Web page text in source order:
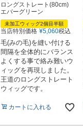
ロングストレート(80cm)
エバーグリーン
未加工ウィッグ2個目半額
当店特別価格 ¥5,060税込
毛(みの毛)を縫い付ける
間隔を全体的にバランス
よくする事で絡み難いウ
ィッグを再現しました。
王道のロングストレート
ウィッグです。
カートに入れる